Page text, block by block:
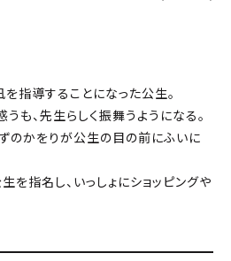
指導することになった公生。
も、先生らしく振舞うようになる。
のかをりが公生の目の前にふいに
を指名し、いっしょにショッピングや